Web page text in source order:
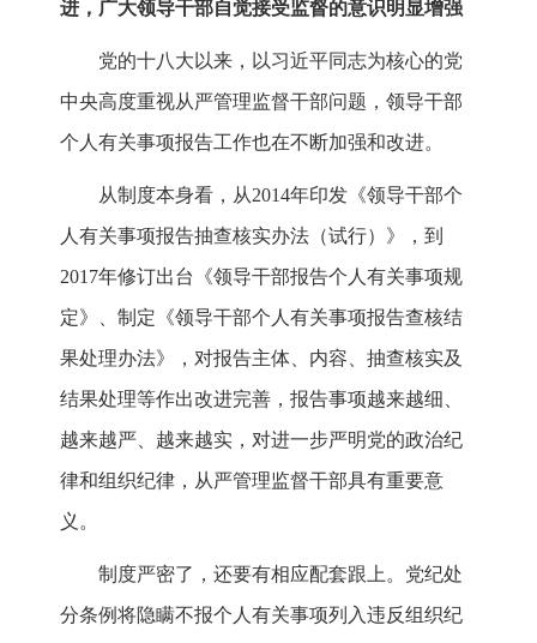
进，广大领导干部自觉接受监督的意识明显增强
党的十八大以来，以习近平同志为核心的党
中央高度重视从严管理监督干部问题，领导干部
个人有关事项报告工作也在不断加强和改进。
从制度本身看，从2014年印发《领导干部个
人有关事项报告抽查核实办法（试行）》，到
2017年修订出台《领导干部报告个人有关事项规
定》、制定《领导干部个人有关事项报告查核结
果处理办法》，对报告主体、内容、抽查核实及
结果处理等作出改进完善，报告事项越来越细、
越来越严、越来越实，对进一步严明党的政治纪
律和组织纪律，从严管理监督干部具有重要意
义。
制度严密了，还要有相应配套跟上。党纪处
分条例将隐瞒不报个人有关事项列入违反组织纪